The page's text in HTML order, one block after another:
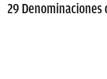
29 Denominaciones